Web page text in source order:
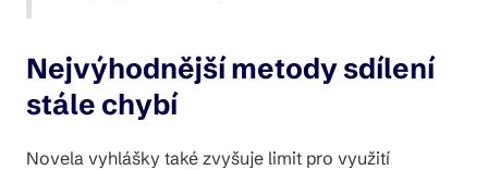
Nejvýhodnější metody sdílení
stále chybí
Novela vyhlášky také zvyšuje limit pro využití